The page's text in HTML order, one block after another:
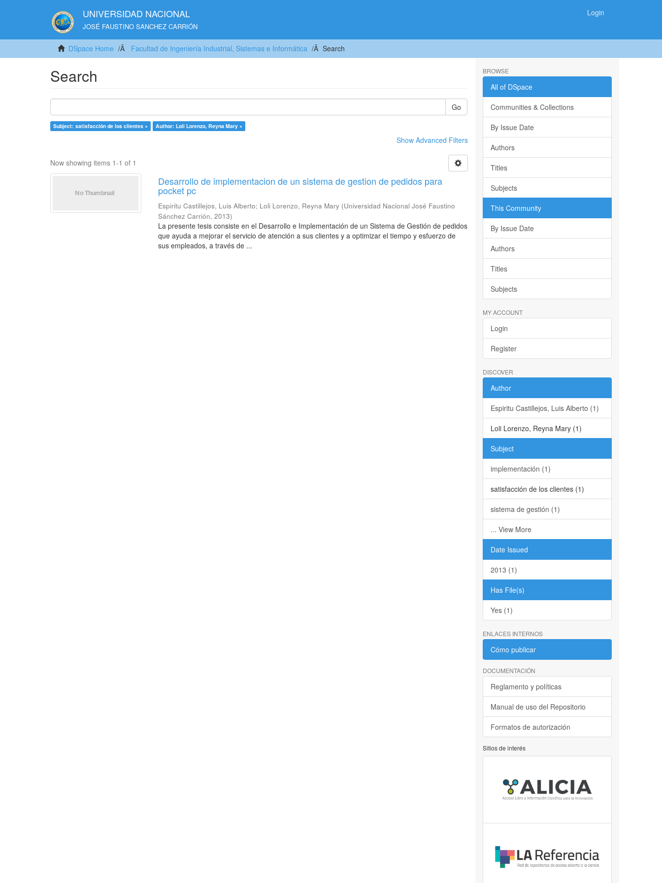
UNIVERSIDAD NACIONAL
JOSÉ FAUSTINO SANCHEZ CARRIÓN
Login
DSpace Home Facultad de Ingeniería Industrial, Sistemas e Informática Search
Search
Go
Subject: satisfacción de los clientes × Author: Loli Lorenzo, Reyna Mary ×
Show Advanced Filters
Now showing items 1-1 of 1
Desarrollo de implementacion de un sistema de gestion de pedidos para
pocket pc
Espiritu Castillejos, Luis Alberto; Loli Lorenzo, Reyna Mary (Universidad Nacional José Faustino
Sánchez Carrión,2013)
La presente tesis consiste en el Desarrollo e Implementación de un Sistema de Gestión de pedidos
que ayuda a mejorar el servicio de atención a sus clientes y a optimizar el tiempo y esfuerzo de
sus empleados, a través de ...
BROWSE
All of DSpace
Communities & Collections
By Issue Date
Authors
Titles
Subjects
This Community
By Issue Date
Authors
Titles
Subjects
MY ACCOUNT
Login
Register
DISCOVER
Author
Espiritu Castillejos, Luis Alberto (1)
Loli Lorenzo, Reyna Mary (1)
Subject
implementación (1)
satisfacción de los clientes (1)
sistema de gestión (1)
... View More
Date Issued
2013 (1)
Has File(s)
Yes (1)
ENLACES INTERNOS
Cómo publicar
DOCUMENTACIÓN
Reglamento y políticas
Manual de uso del Repositorio
Formatos de autorización
Sitios de interés